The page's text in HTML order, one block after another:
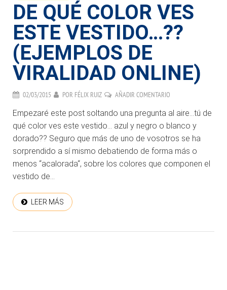
DE QUÉ COLOR VES
ESTE VESTIDO…??
(EJEMPLOS DE
VIRALIDAD ONLINE)
02/03/2015 POR FÉLIX RUIZ AÑADIR COMENTARIO
Empezaré este post soltando una pregunta al aire…tú de
qué color ves este vestido… azul y negro o blanco y
dorado?? Seguro que más de uno de vosotros se ha
sorprendido a sí mismo debatiendo de forma más o
menos “acalorada“, sobre los colores que componen el
vestido de...
LEER MÁS